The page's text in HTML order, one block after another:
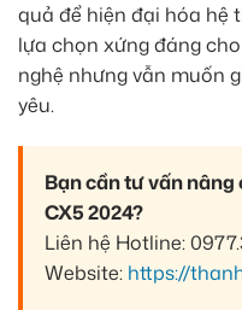
quả để hiện đại hóa hệ
lựa chọn xứng đáng
nghệ nhưng vẫn muốn
yêu.
Bạn cần tư vấn
CX5 2024?
Liên hệ Hotline:
Website: https://